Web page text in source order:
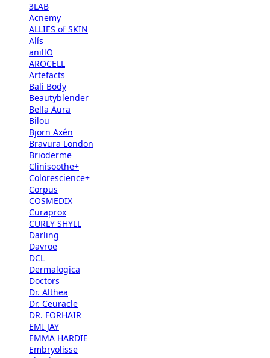
3LAB
Acnemy
ALLIES of SKIN
Alís
anillO
AROCELL
Artefacts
Bali Body
Beautyblender
Bella Aura
Bilou
Björn Axén
Bravura London
Brioderme
Clinisoothe+
Colorescience+
Corpus
COSMEDIX
Curaprox
CURLY SHYLL
Darling
Davroe
DCL
Dermalogica
Doctors
Dr. Althea
Dr. Ceuracle
DR. FORHAIR
EMI JAY
EMMA HARDIE
Embryolisse